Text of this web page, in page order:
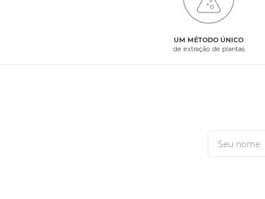
UM MÉTODO ÚNICO
de extração de plantas